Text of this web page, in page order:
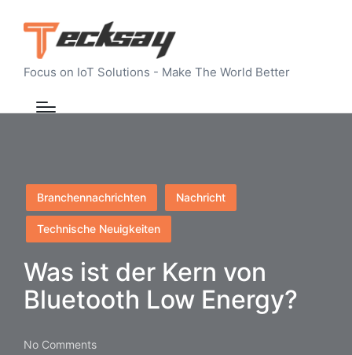
Focus on IoT Solutions - Make The World Better
Posted
in
Branchennachrichten Nachricht
Technische Neuigkeiten
Was ist der Kern von
Bluetooth Low Energy?
No Comments